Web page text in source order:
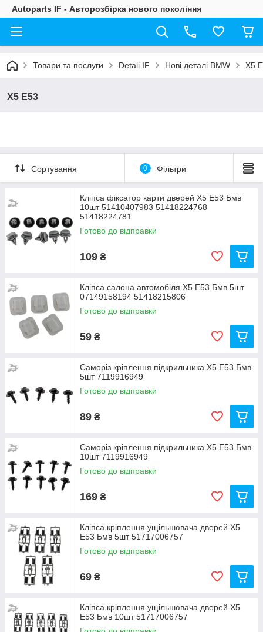
Autoparts IF - Авторозбірка нового покоління
Товари та послуги Detali IF Нові деталі BMW X5
X5 E53
Сортування 0 Фільтри
Кліпса фіксатор карти дверей Х5 Е53 Бмв
10шт 51410407983 51418224768
51418224781
Готово до відправки
109 ₴
Кліпса салона автомобіля Х5 Е53 Бмв 5шт
07149158194 51418215806
Готово до відправки
59 ₴
Саморіз кріплення підкрильника Х5 Е53 Бмв
5шт 7119916949
Готово до відправки
89 ₴
Саморіз кріплення підкрильника Х5 Е53 Бмв
10шт 7119916949
Готово до відправки
169 ₴
Кліпса кріплення ущільнювача дверей Х5
Е53 Бмв 5шт 51717006757
Готово до відправки
69 ₴
Кліпса кріплення ущільнювача дверей Х5
Е53 Бмв 10шт 51717006757